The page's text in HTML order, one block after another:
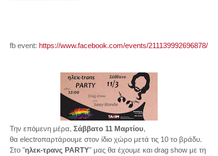
fb event: https://www.facebook.com/events/211139992696878/
Την επόμενη μέρα, Σάββατο 11 Μαρτίου,
θα electroπαρτάρουμε στον ίδιο χώρο μετά τις 10 το βράδυ.
Στο "ηλεκ-τρανς PARTY" μας θα έχουμε και drag show με τη